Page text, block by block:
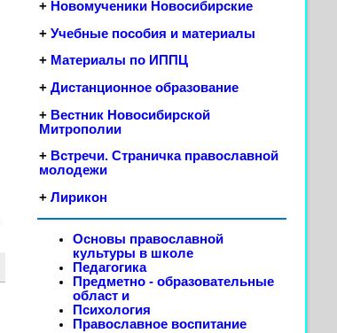
+ Новомученики Новосибирские
+ Учебные пособия и материалы
+ Материалы по ИППЦ
+ Дистанционное образование
+ Вестник Новосибирской
Митрополии
+ Встречи. Страничка православной
молодежи
+ Лирикон
Основы православной
культуры в школе
Педагогика
Предметно - образовательные
област и
Психология
Православное воспитание